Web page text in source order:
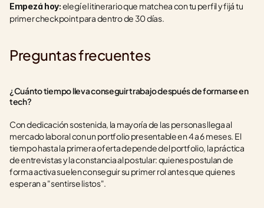
Empezá hoy: elegí el itinerario que matchea con tu perfil y fijá tu
primer checkpoint para dentro de 30 días.
Preguntas frecuentes
¿Cuánto tiempo lleva conseguir trabajo después de formarse en
tech?
Con dedicación sostenida, la mayoría de las personas llega al
mercado laboral con un portfolio presentable en 4 a 6 meses. El
tiempo hasta la primera oferta depende del portfolio, la práctica
de entrevistas y la constancia al postular: quienes postulan de
forma activa suelen conseguir su primer rol antes que quienes
esperan a "sentirse listos".